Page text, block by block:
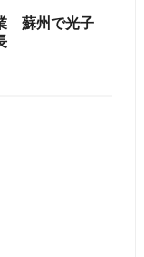
蘇州で光子